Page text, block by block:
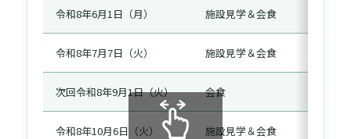
令和8年6月1日（月） 施設見学＆会食
令和8年7月7日（火） 施設見学＆会食
次回令和8年9月1日（火） 会食
令和8年10月6日（火） 施設見学＆会食